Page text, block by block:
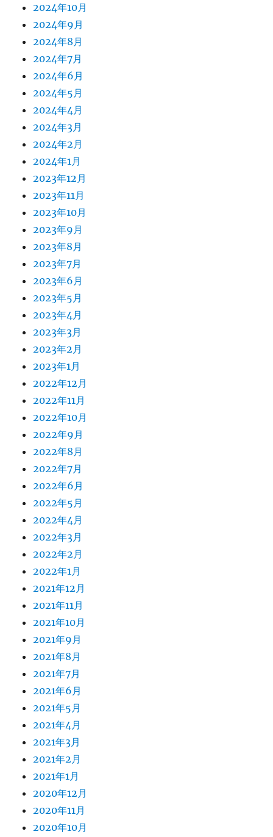
2024年10月
2024年9月
2024年8月
2024年7月
2024年6月
2024年5月
2024年4月
2024年3月
2024年2月
2024年1月
2023年12月
2023年11月
2023年10月
2023年9月
2023年8月
2023年7月
2023年6月
2023年5月
2023年4月
2023年3月
2023年2月
2023年1月
2022年12月
2022年11月
2022年10月
2022年9月
2022年8月
2022年7月
2022年6月
2022年5月
2022年4月
2022年3月
2022年2月
2022年1月
2021年12月
2021年11月
2021年10月
2021年9月
2021年8月
2021年7月
2021年6月
2021年5月
2021年4月
2021年3月
2021年2月
2021年1月
2020年12月
2020年11月
2020年10月